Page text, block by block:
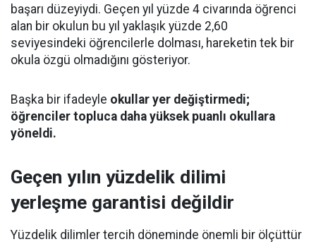
başarı düzeyiydi. Geçen yıl yüzde 4 civarında öğrenci
alan bir okulun bu yıl yaklaşık yüzde 2,60
seviyesindeki öğrencilerle dolması, hareketin tek bir
okula özgü olmadığını gösteriyor.
Başka bir ifadeyle okullar yer değiştirmedi;
öğrenciler topluca daha yüksek puanlı okullara
yöneldi.
Geçen yılın yüzdelik dilimi
yerleşme garantisi değildir
Yüzdelik dilimler tercih döneminde önemli bir ölçüttür